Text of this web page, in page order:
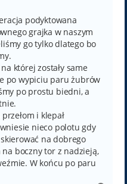
podyktowana
grajka w naszym
go tylko dlatego bo
której zostały same
po wypiciu paru żubrów
po prostu biedni, a
i klepał
nieco polotu gdy
na dobrego
boczny tor z nadzieją,
W końcu po paru